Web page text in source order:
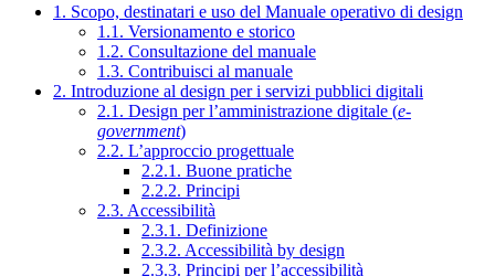
1. Scopo, destinatari e uso del Manuale operativo di design
1.1. Versionamento e storico
1.2. Consultazione del manuale
1.3. Contribuisci al manuale
2. Introduzione al design per i servizi pubblici digitali
2.1. Design per l’amministrazione digitale (e-
government)
2.2. L’approccio progettuale
2.2.1. Buone pratiche
2.2.2. Principi
2.3. Accessibilità
2.3.1. Definizione
2.3.2. Accessibilità by design
2.3.3. Principi per l’accessibilità